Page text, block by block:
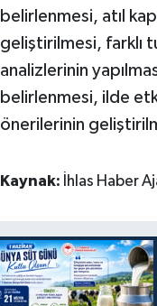
belirlenmesi, atıl
geliştirilmesi, farklı
analizlerinin
belirlenmesi, ilde
önerilerinin
Kaynak: İhlas Haber